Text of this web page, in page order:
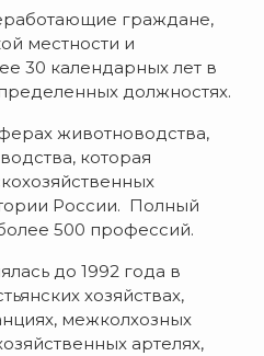
граждане,
местности и
30 календарных лет в
должностях.
животноводства,
которая
России. Полный
500 профессий.
до 1992 года в
хозяйствах,
межколхозных
артелях,